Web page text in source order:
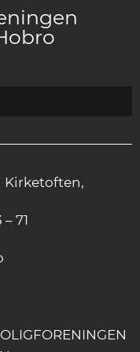
71